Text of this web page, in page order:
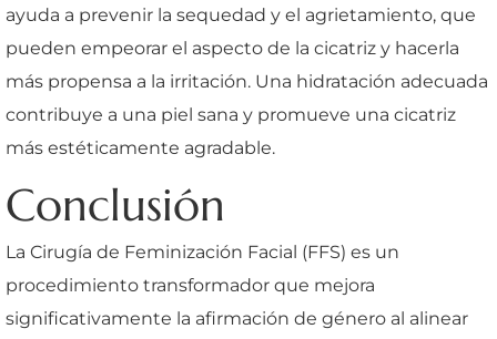
ayuda a prevenir la sequedad y el agrietamiento, que
pueden empeorar el aspecto de la cicatriz y hacerla
más propensa a la irritación. Una hidratación adecuada
contribuye a una piel sana y promueve una cicatriz
más estéticamente agradable.
Conclusión
La Cirugía de Feminización Facial (FFS) es un
procedimiento transformador que mejora
significativamente la afirmación de género al alinear